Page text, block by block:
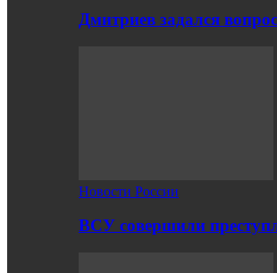
Дмитриев задался
Новости России
ВСУ совершили